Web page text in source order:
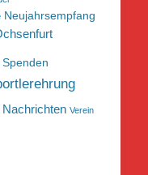
Neujahrsempfang
Spenden
Verein